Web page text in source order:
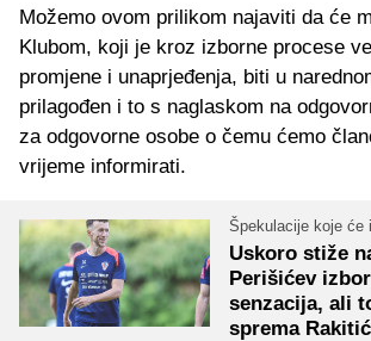
Možemo ovom prilikom najaviti da će
Klubom, koji je kroz izborne procese
promjene i unaprjeđenja, biti u
prilagođen i to s naglaskom na
za odgovorne osobe o čemu ćemo
vrijeme informirati.
Špekulacije koje će
Uskoro stiže
Perišićev
senzacija, ali
sprema Rakitić